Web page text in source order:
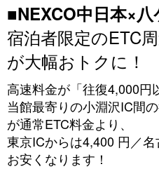
■NEXCO中日本×
宿泊者限定のETC
が大幅おトクに！
高速料金が「往復4,000円
当館最寄りの小淵沢IC間
が通常ETC料金より、
東京ICからは4,400 円／
お安くなります！